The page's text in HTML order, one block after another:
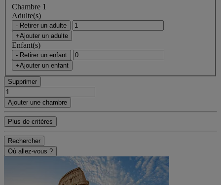
Chambre 1
Adulte(s)
- Retirer un adulte
+Ajouter un adulte
Enfant(s)
- Retirer un enfant
+Ajouter un enfant
Supprimer
Ajouter une chambre
Plus de critères
Rechercher
Où allez-vous ?